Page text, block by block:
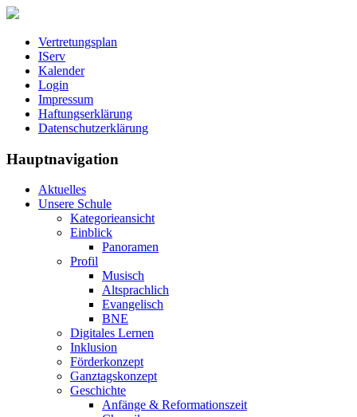
Vertretungsplan
IServ
Kalender
Login
Impressum
Haftungserklärung
Datenschutzerklärung
Hauptnavigation
Aktuelles
Unsere Schule
Kategorieansicht
Einblick
Panoramen
Profil
Musisch
Altsprachlich
Evangelisch
BNE
Digitales Lernen
Inklusion
Förderkonzept
Ganztagskonzept
Geschichte
Anfänge & Reformationszeit